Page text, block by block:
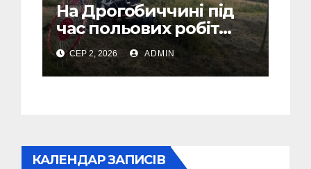
На Дрогобиччині під
час польових робіт
загинув тракторист
СЕР 2, 2026 ADMIN
КАЛЕНДАР ЗАПИСІВ